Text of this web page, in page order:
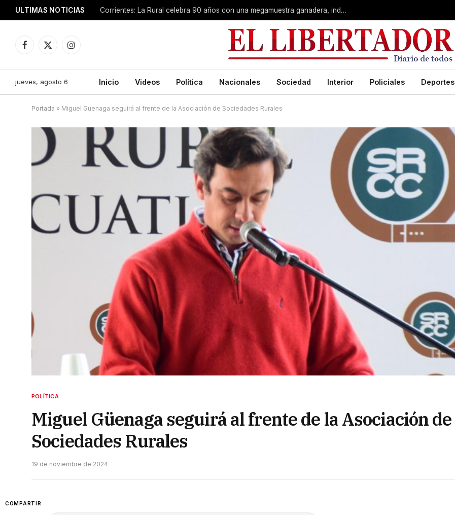
ULTIMAS NOTICIAS Corrientes: La Rural celebra 90 años con una megamuestra ganadera, industrial y artística
Facebook
X
Instagram
jueves, agosto 6 Inicio Videos Política Nacionales Sociedad Interior Policiales Deportes
Portada » Miguel Güenaga seguirá al frente de la Asociación de Sociedades Rurales
POLÍTICA
Miguel Güenaga seguirá al frente de la Asociación de
Sociedades Rurales
19 de noviembre de 2024
COMPARTIR